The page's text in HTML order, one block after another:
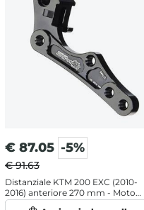
€ 87.05 -5%
€ 91.63
Distanziale KTM 200 EXC (2010-
2016) anteriore 270 mm - Moto
Master